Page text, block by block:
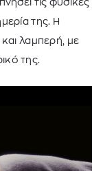
τις φυσικές
της. Η
και λαμπερή, με
της.